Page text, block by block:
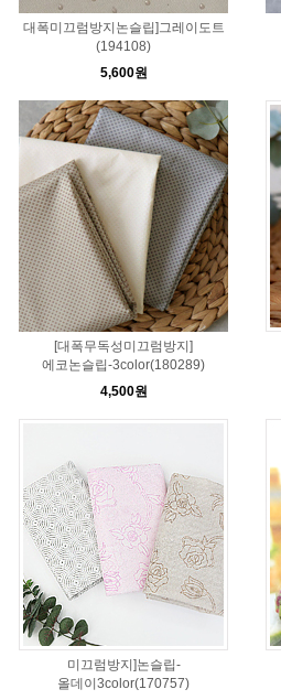
대폭미끄럼방지논슬립]그레이도트
(194108)
5,600원
[대폭무독성미끄럼방지]
에코논슬립-3color(180289)
4,500원
미끄럼방지]논슬립-
올데이3color(170757)